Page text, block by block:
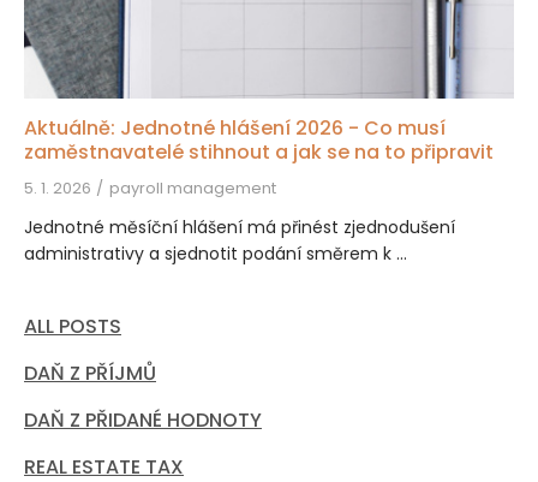
Aktuálně: Jednotné hlášení 2026 - Co musí
zaměstnavatelé stihnout a jak se na to připravit
5. 1. 2026 payroll management
Jednotné měsíční hlášení má přinést zjednodušení
administrativy a sjednotit podání směrem k ...
ALL POSTS
DAŇ Z PŘÍJMŮ
DAŇ Z PŘIDANÉ HODNOTY
REAL ESTATE TAX